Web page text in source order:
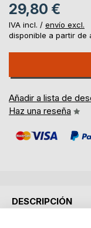
29,80 €
IVA incl. / envío excl.
disponible a partir de
Añadir a lista de
Haz una reseña
DESCRIPCIÓN